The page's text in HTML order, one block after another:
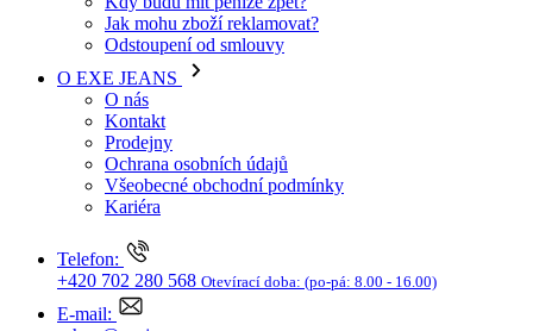
Odstoupení od smlouvy
O EXE JEANS
O nás
Kontakt
Prodejny
Ochrana osobních údajů
Všeobecné obchodní podmínky
Kariéra
Telefon:
+420 702 280 568
E-mail:
eshop@exejeans.cz